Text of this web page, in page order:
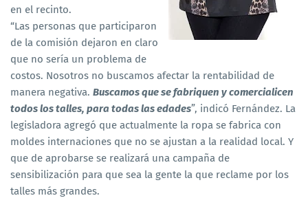
en el recinto.
“Las personas que participaron
de la comisión dejaron en claro
que no sería un problema de
costos. Nosotros no buscamos afectar la rentabilidad de
manera negativa. Buscamos que se fabriquen y comercialicen
todos los talles, para todas las edades”, indicó Fernández. La
legisladora agregó que actualmente la ropa se fabrica con
moldes internaciones que no se ajustan a la realidad local. Y
que de aprobarse se realizará una campaña de
sensibilización para que sea la gente la que reclame por los
talles más grandes.